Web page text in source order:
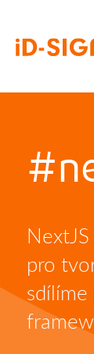
pro